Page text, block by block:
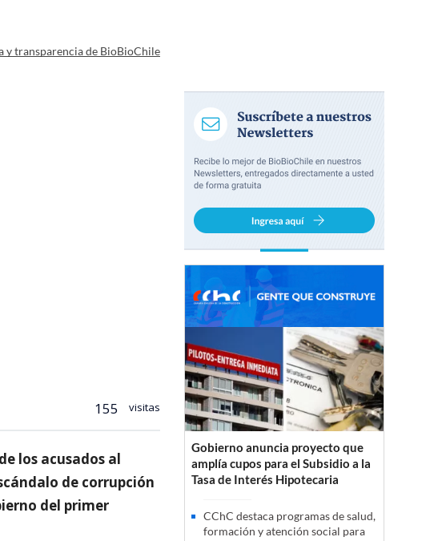
y transparencia de BioBioChile
155 visitas
los acusados al
de corrupción
del primer
Gobierno anuncia proyecto que
amplía cupos para el Subsidio a la
Tasa de Interés Hipotecaria
CChC destaca programas de salud,
formación y atención social para